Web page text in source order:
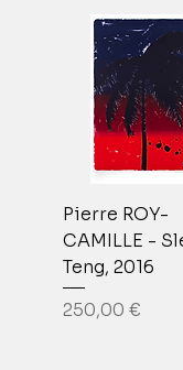
Pierre ROY-
CAMILLE -
Teng, 2016
Prix
250,00 €